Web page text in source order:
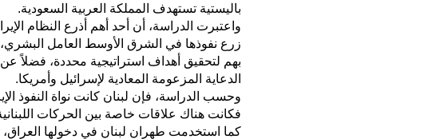
باليستية تستهدف المملكة العربية السعودية.
واعتبرت الدراسة، أن أحد أهم أذرع النظام
زرع نفوذها في الشرق الأوسط العامل البشري،
بهم لتحقيق أهداف استراتيجية محددة، فضلاً
الدعاية المزعومة المعادية لإسرائيل وأمريكا.
وحسب الدراسة، فإن لبنان كانت نواة النفوذ
فكانت هناك علاقات خاصة بين الحركات
كما استخدمت طهران لبنان في دخولها